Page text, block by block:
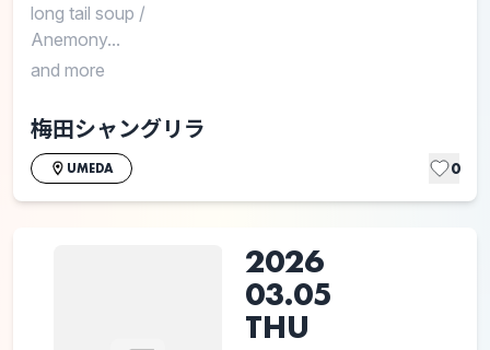
long tail soup /
Anemony...
and more
梅田シャングリラ
UMEDA 0
2026
03.05
THU